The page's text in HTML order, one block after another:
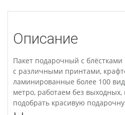
Описание
Пакет подарочный с
с различными принтами,
ламинированные более 100
метро, работаем без выходных,
подобрать красивую